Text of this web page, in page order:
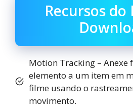
Recursos
Motion Tracking – Anexe
elemento a um item em
filme usando o
movimento.